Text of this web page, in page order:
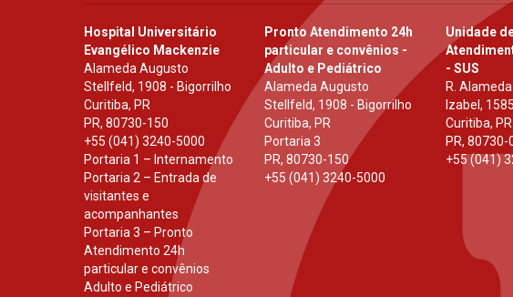
Hospital Universitário
Evangélico Mackenzie
Alameda Augusto
Stellfeld, 1908 - Bigorrilho
Curitiba, PR
PR, 80730-150
+55 (041) 3240-5000
Portaria 1 – Internamento
Portaria 2 – Entrada de
visitantes e
acompanhantes
Portaria 3 – Pronto
Atendimento 24h
particular e convênios
Adulto e Pediátrico
Pronto Atendimento 24h
particular e convênios -
Adulto e Pediátrico
Alameda Augusto
Stellfeld, 1908 - Bigorrilho
Curitiba, PR
Portaria 3
PR,80730-150
+55 (041) 3240-5000
Unidade
- SUS
R.
Izabel,
Curitiba, PR
PR, 80730-
+55 (041)